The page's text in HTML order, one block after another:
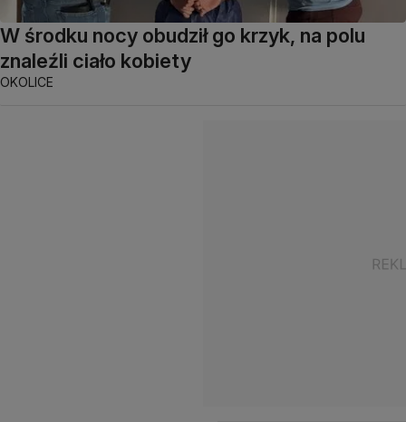
W środku nocy obudził go krzyk, na polu
znaleźli ciało kobiety
OKOLICE